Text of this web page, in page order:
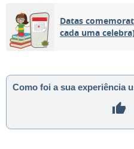
Datas
cada uma
Como foi a sua experiência